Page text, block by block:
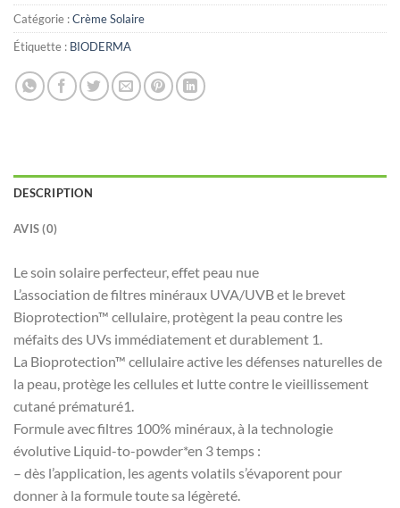
Catégorie :Crème Solaire
Étiquette : BIODERMA
DESCRIPTION
AVIS (0)
Le soin solaire perfecteur, effet peau nue
L’association de filtres minéraux UVA/UVB et le brevet
Bioprotection™ cellulaire, protègent la peau contre les
méfaits des UVs immédiatement et durablement 1.
La Bioprotection™ cellulaire active les défenses naturelles de
la peau, protège les cellules et lutte contre le vieillissement
cutané prématuré1.
Formule avec filtres 100% minéraux, à la technologie
évolutive Liquid-to-powder*en 3 temps :
– dès l’application, les agents volatils s’évaporent pour
donner à la formule toute sa légèreté.